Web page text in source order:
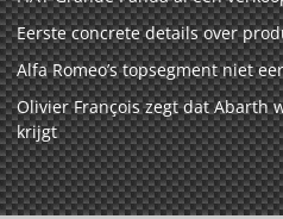
Eerste concrete details over
Alfa Romeo’s topsegment niet
Olivier François zegt dat Abarth
krijgt